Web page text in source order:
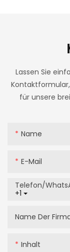
Lassen Sie
für unsere
Name
E-Mail
+1
Telefon/
Name Der
Inhalt